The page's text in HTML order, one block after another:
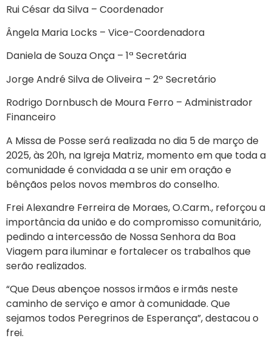
Rui César da Silva – Coordenador
Ângela Maria Locks – Vice-Coordenadora
Daniela de Souza Onça – 1ª Secretária
Jorge André Silva de Oliveira – 2º Secretário
Rodrigo Dornbusch de Moura Ferro – Administrador
Financeiro
A Missa de Posse será realizada no dia 5 de março de
2025, às 20h, na Igreja Matriz, momento em que toda a
comunidade é convidada a se unir em oração e
bênçãos pelos novos membros do conselho.
Frei Alexandre Ferreira de Moraes, O.Carm., reforçou a
importância da união e do compromisso comunitário,
pedindo a intercessão de Nossa Senhora da Boa
Viagem para iluminar e fortalecer os trabalhos que
serão realizados.
“Que Deus abençoe nossos irmãos e irmãs neste
caminho de serviço e amor à comunidade. Que
sejamos todos Peregrinos de Esperança”, destacou o
frei.